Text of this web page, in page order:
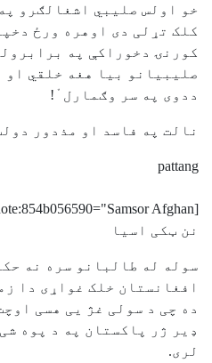
خو اولس صليبي اشغالګرو
کلک تړلی دی اوهره ورځ
کورنۍ دخوراکې په
صليبيانو بيا هغه خلقي او
ددوی په سر وګمارل ْ!
نالت په فاسد او مذدور
pattang
[quote:854b056590="Samsor Afghan"]ډیره قوی منبع
نن ټکی اسیا
سوله له طالبانو سره نه
افغانستان خلک غواړی دا
ده چی د سولی غژ یی هسی
ډير ژر پاکستان په د پوه
لری.